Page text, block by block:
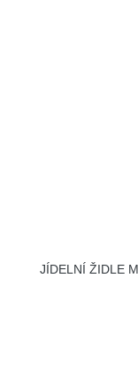
JÍDELNÍ ŽIDLE